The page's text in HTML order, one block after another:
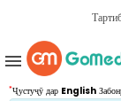
*Ҷустуҷӯ дар English
menu